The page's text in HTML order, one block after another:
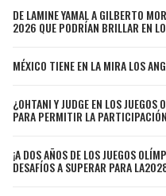
TITANS
WARRIORS
DE LAMINE YAMAL A GILBERTO
2026 QUE PODRÍAN BRILLAR EN
MÉXICO TIENE EN LA MIRA LOS
¿OHTANI Y JUDGE EN LOS
PARA PERMITIR LA
¡A DOS AÑOS DE LOS JUEGOS
DESAFÍOS A SUPERAR PARA